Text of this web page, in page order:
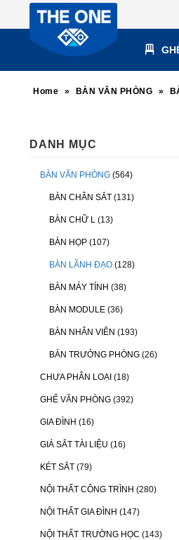
Home » BÀN VĂN PHÒNG »
DANH MỤC
BÀN VĂN PHÒNG (564)
BÀN CHÂN SẮT (131)
BÀN CHỮ L (13)
BÀN HỌP (107)
BÀN LÃNH ĐẠO (128)
BÀN MÁY TÍNH (38)
BÀN MODULE (36)
BÀN NHÂN VIÊN (193)
BÀN TRƯỞNG PHÒNG (26)
CHƯA PHÂN LOẠI (18)
GHẾ VĂN PHÒNG (392)
GIA ĐÌNH (16)
GIÁ SẮT TÀI LIỆU (16)
KÉT SẮT (79)
NỘI THẤT CÔNG TRÌNH (280)
NỘI THẤT GIA ĐÌNH (147)
NỘI THẤT TRƯỜNG HỌC (143)